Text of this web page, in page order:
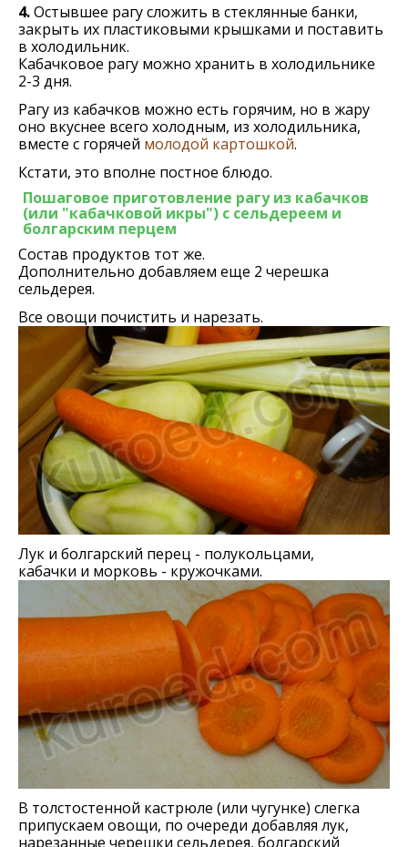
4.Остывшее рагу сложить в стеклянные банки,
закрыть их пластиковыми крышками и поставить
в холодильник.
Кабачковое рагу можно хранить в холодильнике
2-3 дня.
Рагу из кабачков можно есть горячим, но в жару
оно вкуснее всего холодным, из холодильника,
вместе с горячей молодой картошкой.
Кстати, это вполне постное блюдо.
Пошаговое приготовление рагу из кабачков
(или "кабачковой икры") с сельдереем и
болгарским перцем
Состав продуктов тот же.
Дополнительно добавляем еще 2 черешка
сельдерея.
Все овощи почистить и нарезать.
Лук и болгарский перец - полукольцами,
кабачки и морковь - кружочками.
В толстостенной кастрюле (или чугунке) слегка
припускаем овощи, по очереди добавляя лук,
нарезанные черешки сельдерея, болгарский